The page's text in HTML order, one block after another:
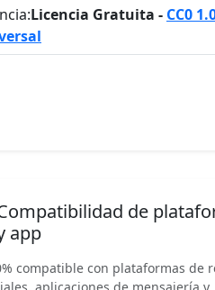
Licencia Gratuita - CC0
de
app
compatible con plataformas de